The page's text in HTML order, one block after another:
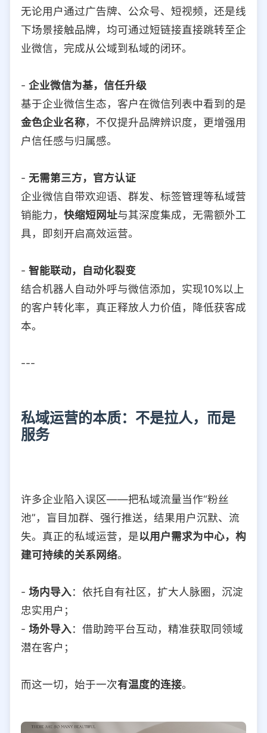
无论用户通过广告牌、公众号、短视频，还是线
下场景接触品牌，均可通过短链接直接跳转至企
业微信，完成从公域到私域的闭环。
- 企业微信为基，信任升级
基于企业微信生态，客户在微信列表中看到的是
金色企业名称，不仅提升品牌辨识度，更增强用
户信任感与归属感。
- 无需第三方，官方认证
企业微信自带欢迎语、群发、标签管理等私域营
销能力， 快缩短网址与其深度集成，无需额外工
具，即刻开启高效运营。
- 智能联动，自动化裂变
结合机器人自动外呼与微信添加，实现10%以上
的客户转化率，真正释放人力价值，降低获客成
本。
---
私域运营的本质：不是拉人，而是
服务
许多企业陷入误区——把私域流量当作“粉丝
池”，盲目加群、强行推送，结果用户沉默、流
失。真正的私域运营，是以用户需求为中心，构
建可持续的关系网络。
- 场内导入：依托自有社区，扩大人脉圈，沉淀
忠实用户；
- 场外导入：借助跨平台互动，精准获取同领域
潜在客户；
而这一切，始于一次有温度的连接。